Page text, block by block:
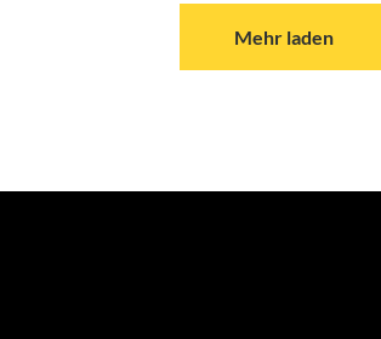
Mehr laden